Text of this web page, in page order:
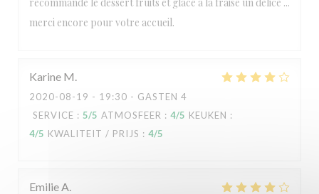
merci encore pour votre accueil.
Karine M
2020-08-19 - 19:30 - GASTEN 4
SERVICE : 5/5 ATMOSFEER : 4/5 KEUKEN :
4/5 KWALITEIT / PRIJS : 4/5
EmilieA